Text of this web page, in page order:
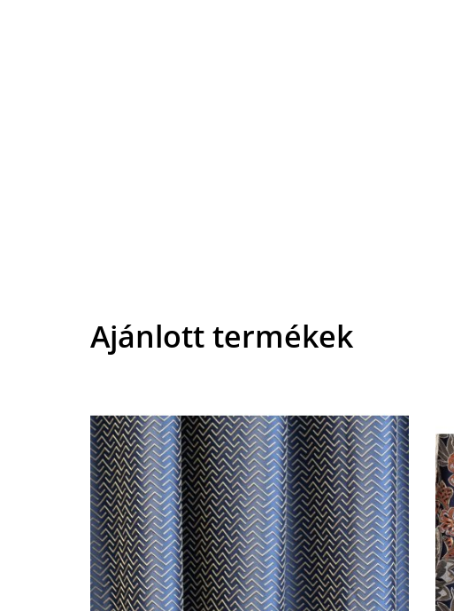
Ajánlott termékek